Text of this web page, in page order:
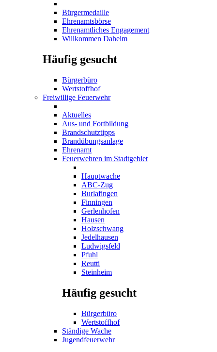
Bürgermedaille
Ehrenamtsbörse
Ehrenamtliches Engagement
Willkommen Daheim
Häufig gesucht
Bürgerbüro
Wertstoffhof
Freiwillige Feuerwehr
Aktuelles
Aus- und Fortbildung
Brandschutztipps
Brandübungsanlage
Ehrenamt
Feuerwehren im Stadtgebiet
Hauptwache
ABC-Zug
Burlafingen
Finningen
Gerlenhofen
Hausen
Holzschwang
Jedelhausen
Ludwigsfeld
Pfuhl
Reutti
Steinheim
Häufig gesucht
Bürgerbüro
Wertstoffhof
Ständige Wache
Jugendfeuerwehr